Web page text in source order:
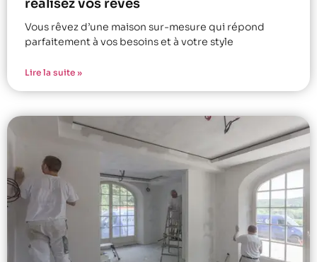
réalisez vos rêves
Vous rêvez d’une maison sur-mesure qui répond
parfaitement à vos besoins et à votre style
Lire la suite »